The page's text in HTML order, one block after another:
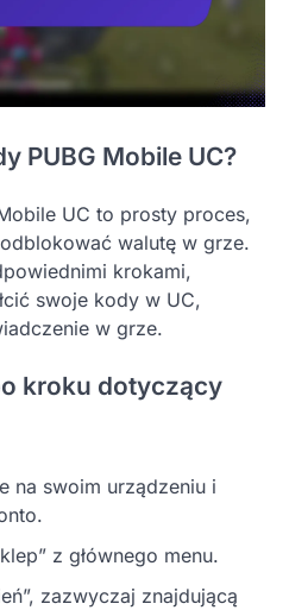
PUBG Mobile UC?
UC to prosty proces,
walutę w grze.
krokami,
swoje kody w UC,
w grze.
kroku dotyczący
na swoim urządzeniu i
z głównego menu.
zazwyczaj znajdującą